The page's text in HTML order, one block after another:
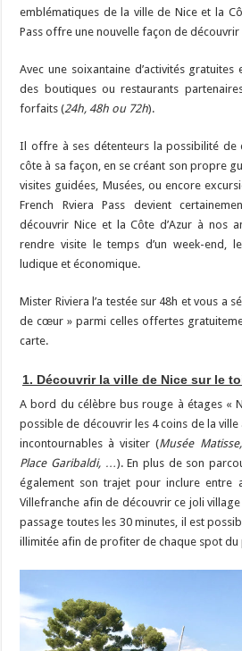
emblématiques de la ville de Nice et la
Pass offre une nouvelle façon de
Avec une soixantaine d’activités gratuites
des boutiques ou restaurants
forfaits (24h, 48h ou 72h).
Il offre à ses détenteurs la possibilité de
côte à sa façon, en se créant son propre
visites guidées, Musées, ou encore
French Rviera Pass devient
découvrir Nice et la Côte d’Azur à nos
rendre visite le temps d’un week-end,
ludique et économique.
Mister Riviera l’a testée sur 48h et vous a
de cœur » parmi celles offertes
carte.
1. Découvrir la ville de Nice sur le
A bord du célèbre bus rouge à étages «
possible de découvrir les 4 coins de la
incontournables à visiter (Musée
Place Garibaldi, …). En plus de son
également son trajet pour inclure entre
Villefranche afin de découvrir ce joli
passage toutes les 30 minutes, il est
illimitée afin de profiter de chaque spot du